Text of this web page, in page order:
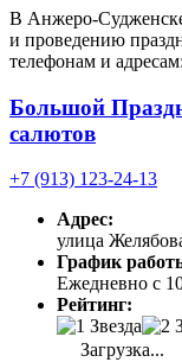
В Анжеро-Судженске
и проведению
телефонам и адресам:
Большой
салютов
+7 (913) 123-24-13
Адрес:
улица
График
Ежедневно с
Рейтинг:
Загрузка...